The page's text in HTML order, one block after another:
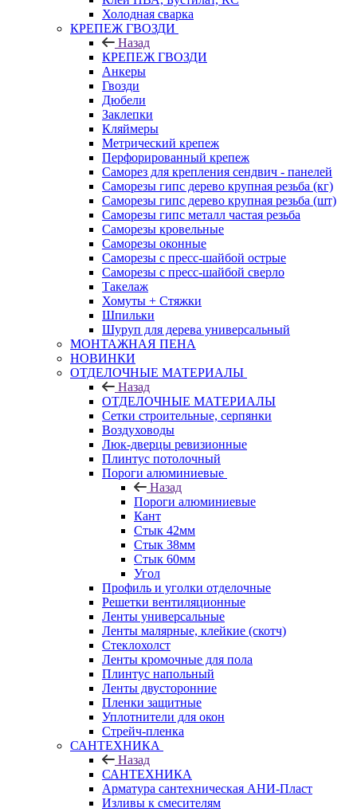
Холодная сварка
КРЕПЕЖ ГВОЗДИ
Назад
КРЕПЕЖ ГВОЗДИ
Анкеры
Гвозди
Дюбели
Заклепки
Кляймеры
Метрический крепеж
Перфорированный крепеж
Саморез для крепления сендвич - панелей
Саморезы гипс дерево крупная резьба (кг)
Саморезы гипс дерево крупная резьба (шт)
Саморезы гипс металл частая резьба
Саморезы кровельные
Саморезы оконные
Саморезы с пресс-шайбой острые
Саморезы с пресс-шайбой сверло
Такелаж
Хомуты + Стяжки
Шпильки
Шуруп для дерева универсальный
МОНТАЖНАЯ ПЕНА
НОВИНКИ
ОТДЕЛОЧНЫЕ МАТЕРИАЛЫ
Назад
ОТДЕЛОЧНЫЕ МАТЕРИАЛЫ
Сетки строительные, серпянки
Воздуховоды
Люк-дверцы ревизионные
Плинтус потолочный
Пороги алюминиевые
Назад
Пороги алюминиевые
Кант
Стык 42мм
Стык 38мм
Стык 60мм
Угол
Профиль и уголки отделочные
Решетки вентиляционные
Ленты универсальные
Ленты малярные, клейкие (скотч)
Стеклохолст
Ленты кромочные для пола
Плинтус напольный
Ленты двусторонние
Пленки защитные
Уплотнители для окон
Стрейч-пленка
САНТЕХНИКА
Назад
САНТЕХНИКА
Арматура сантехническая АНИ-Пласт
Изливы к смесителям